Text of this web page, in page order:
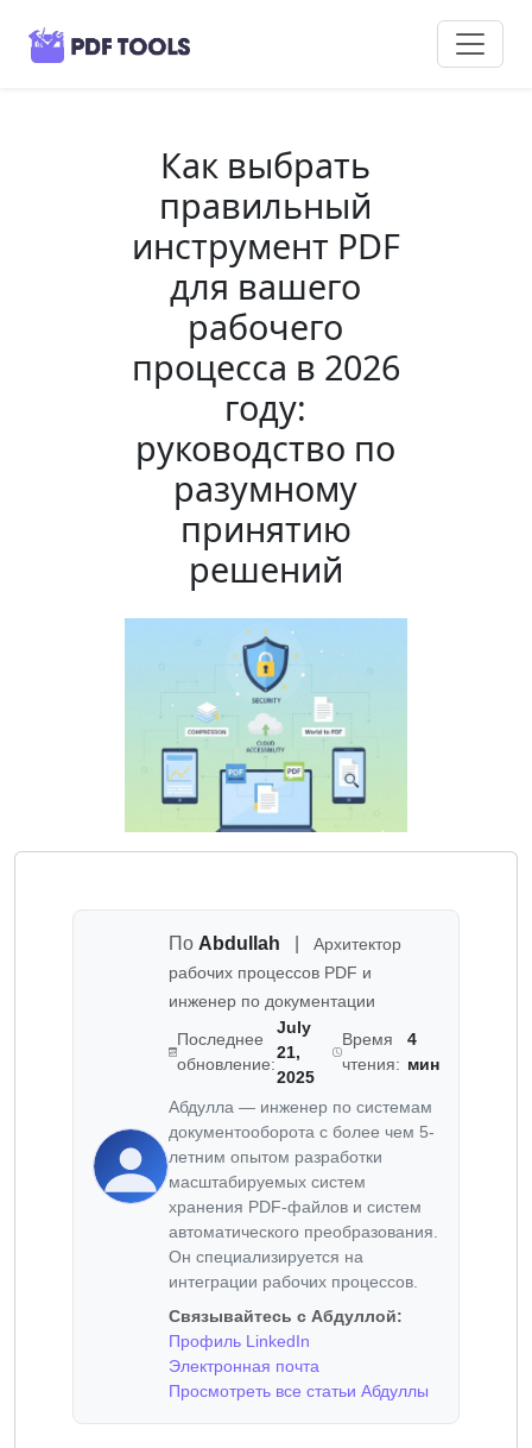
Как выбрать
правильный
инструмент PDF
для вашего
рабочего
процесса в 2026
году:
руководство по
разумному
принятию
решений
По Abdullah
Архитектор
рабочих процессов PDF и
инженер по документации
Последнее
обновление:
July
21,
2025
Время
чтения:
4
мин
Абдулла — инженер по системам
документооборота с более чем 5-
летним опытом разработки
масштабируемых систем
хранения PDF-файлов и систем
автоматического преобразования.
Он специализируется на
интеграции рабочих процессов.
Связывайтесь с Абдуллой:
Профиль LinkedIn
Электронная почта
Просмотреть все статьи Абдуллы